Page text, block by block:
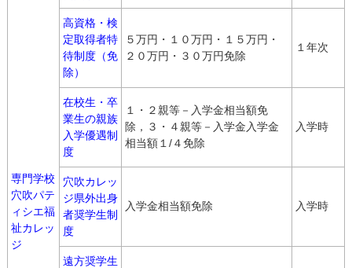
専門学校
穴吹パテ
ィシエ福
祉カレッ
ジ
高資格・検
定取得者特
待制度（免
除）
５万円・１０万円・１５万円・
２０万円・３０万円免除
１年次
在校生・卒
業生の親族
入学優遇制
度
１・２親等－入学金相当額免
除，３・４親等－入学金入学金
相当額１/４免除
入学時
穴吹カレッ
ジ県外出身
者奨学生制
度
入学金相当額免除 入学時
遠方奨学生